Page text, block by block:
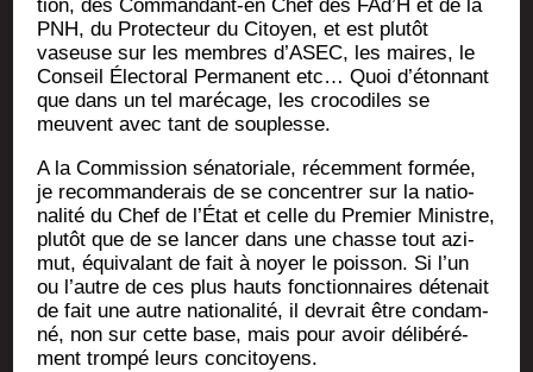
tion, des Com­man­dant-en Chef des FAd’H et de la
PNH, du Pro­tec­teur du Citoyen, et est plu­tôt
vaseuse sur les membres d’A­SEC, les maires, le
Conseil Élec­to­ral Per­ma­nent etc… Quoi d’é­ton­nant
que dans un tel maré­cage, les cro­co­diles se
meuvent avec tant de souplesse.
A la Com­mis­sion séna­to­riale, récem­ment for­mée,
je recom­man­de­rais de se concen­trer sur la natio­
na­li­té du Chef de l’É­tat et celle du Pre­mier Ministre,
plu­tôt que de se lan­cer dans une chasse tout azi­
mut, équi­va­lant de fait à noyer le pois­son. Si l’un
ou l’autre de ces plus hauts fonc­tion­naires déte­nait
de fait une autre natio­na­li­té, il devrait être condam­
né, non sur cette base, mais pour avoir déli­bé­ré­
ment trom­pé leurs concitoyens.